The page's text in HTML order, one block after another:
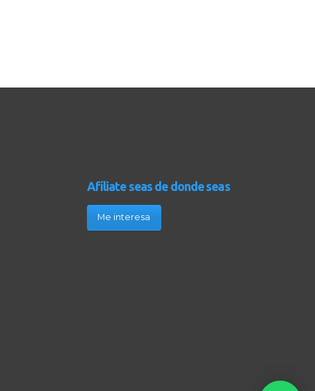
Afíliate seas de donde seas
Me interesa